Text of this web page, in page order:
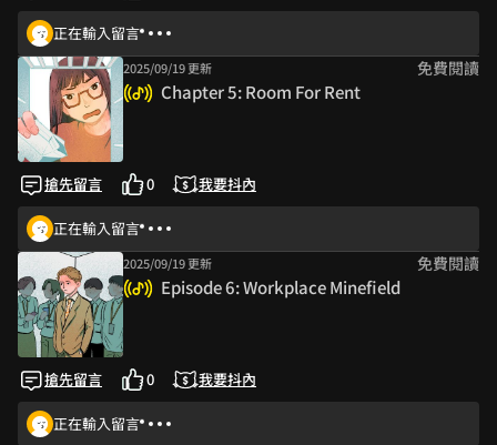
正在輸入留言
2025/09/19 更新 免費閱讀
Chapter 5: Room For Rent
搶先留言 0 我要抖內
正在輸入留言
2025/09/19 更新 免費閱讀
Episode 6: Workplace Minefield
搶先留言 0 我要抖內
正在輸入留言